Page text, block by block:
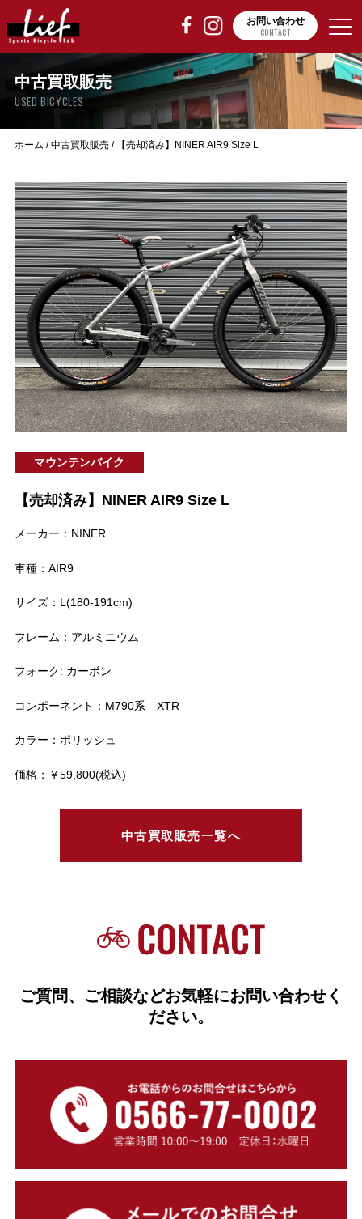
お問い合わせ
CONTACT
中古買取販売
USED BICYCLES
ホーム /中古買取販売/ 【売却済み】NINER AIR9 Size L
マウンテンバイク
【売却済み】NINER AIR9 Size L
メーカー：NINER
車種：AIR9
サイズ：L(180-191cm)
フレーム：アルミニウム
フォーク: カーボン
コンポーネント：M790系 XTR
カラー：ポリッシュ
価格：￥59,800(税込)
中古買取販売一覧へ
ご質問、ご相談などお気軽にお問い合わせく
ださい。